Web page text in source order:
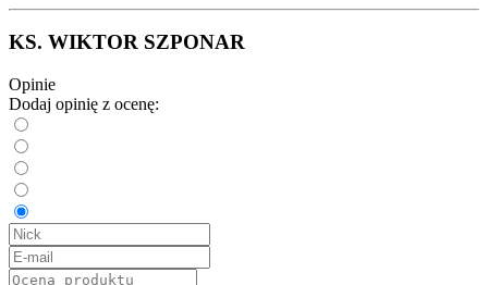
KS. WIKTOR SZPONAR
Opinie
Dodaj opinię z ocenę: